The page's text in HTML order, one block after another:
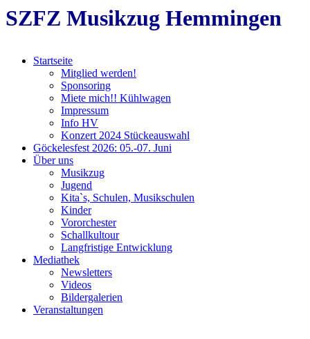
SZFZ Musikzug Hemmingen
Startseite
Mitglied werden!
Sponsoring
Miete mich!! Kühlwagen
Impressum
Info HV
Konzert 2024 Stückeauswahl
Göckelesfest 2026: 05.-07. Juni
Über uns
Musikzug
Jugend
Kita`s, Schulen, Musikschulen
Kinder
Vororchester
Schallkultour
Langfristige Entwicklung
Mediathek
Newsletters
Videos
Bildergalerien
Veranstaltungen